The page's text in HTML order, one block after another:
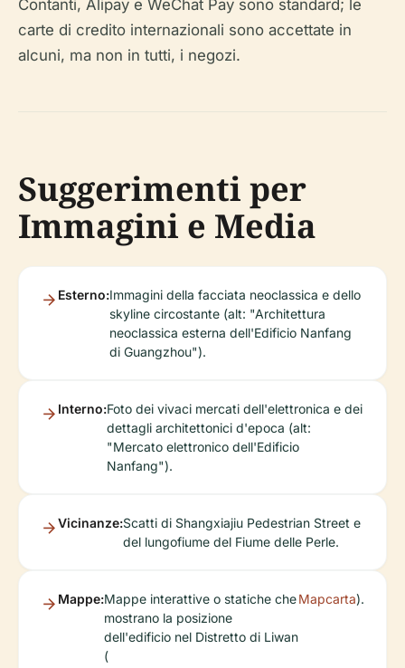
Contanti, Alipay e WeChat Pay sono standard; le
carte di credito internazionali sono accettate in
alcuni, ma non in tutti, i negozi.
Suggerimenti per
Immagini e Media
Esterno:Immagini della facciata neoclassica e dello
skyline circostante (alt: "Architettura
neoclassica esterna dell'Edificio Nanfang
di Guangzhou").
Interno:Foto dei vivaci mercati dell'elettronica e dei
dettagli architettonici d'epoca (alt:
"Mercato elettronico dell'Edificio
Nanfang").
Vicinanze:Scatti di Shangxiajiu Pedestrian Street e
del lungofiume del Fiume delle Perle.
Mappe:Mappe interattive o statiche che
mostrano la posizione
dell'edificio nel Distretto di Liwan
(
Mapcarta).